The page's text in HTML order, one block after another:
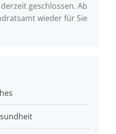
geschlossen. Ab
wieder für Sie